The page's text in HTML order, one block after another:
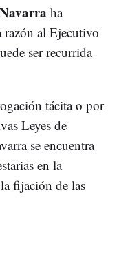
ha
razón al Ejecutivo
ser recurrida
tácita o por
Leyes de
se encuentra
en la
fijación de las